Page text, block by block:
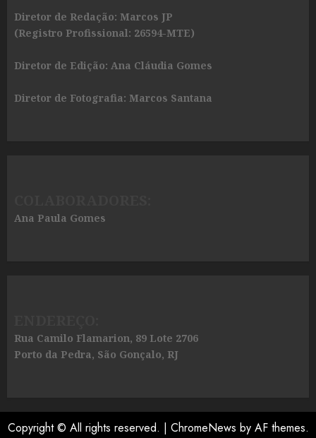
Diretor de Redação: Marcos JP
(Registro Profissional: 26594-MTE)
Diretor de Edição: Ana Cláudia Gomes
Diretor de Fotografia: Marcos Santana
Ana Paula Gomes
Rua Camilo Flamarion, 89 Lote 2706
Porto da Pedra, São Gonçalo, RJ
Copyright © All rights reserved. | ChromeNews by AF themes.